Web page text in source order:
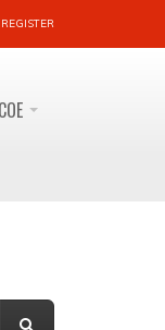
REGISTER